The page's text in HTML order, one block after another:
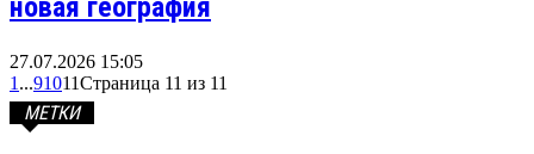
новая география
27.07.2026 15:05
1 ...91011Страница 11 из 11
МЕТКИ